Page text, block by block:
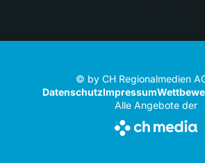
© by CH Regionalmedien
DatenschutzImpressum
Alle Angebote der